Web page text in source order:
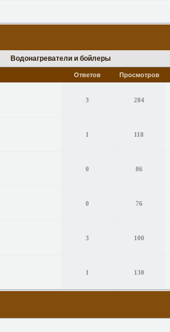
Водонагреватели и бойлеры
Ответов Просмотров
3
284
1
118
0
86
0
76
3
100
1
130